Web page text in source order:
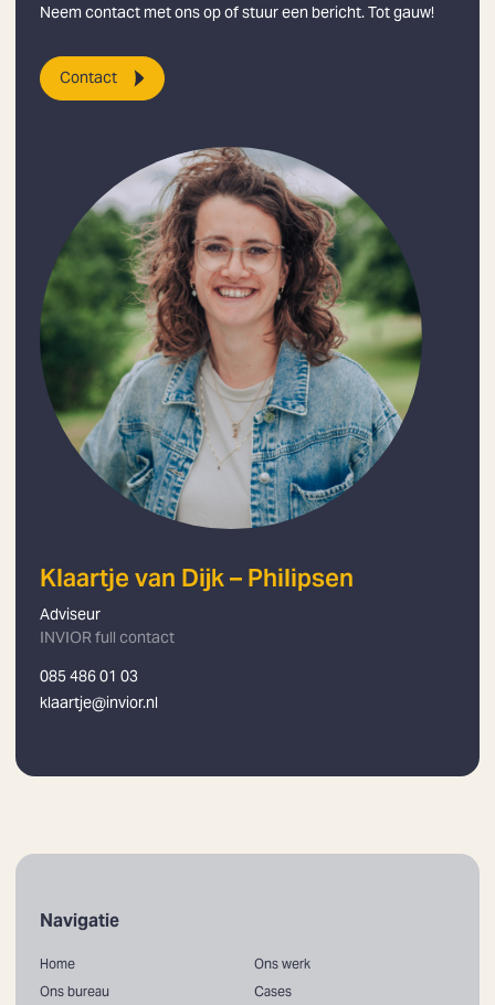
Neem contact met ons op of stuur een bericht. Tot gauw!
Contact
Klaartje van Dijk – Philipsen
Adviseur
INVIOR full contact
085 486 01 03
klaartje@invior.nl
Navigatie
Home
Ons bureau
Ons werk
Cases